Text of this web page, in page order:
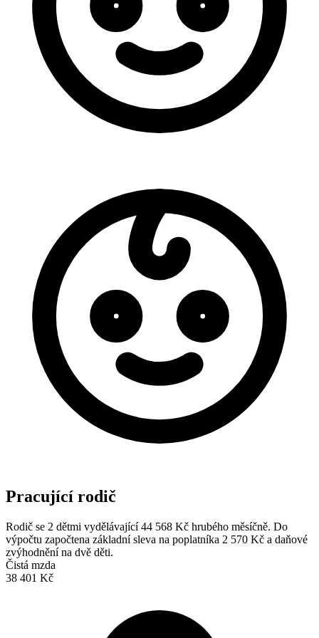
Pracující rodič
Rodič se 2 dětmi vydělávající 44 568 Kč hrubého měsíčně. Do
výpočtu započtena základní sleva na poplatníka 2 570 Kč a daňové
zvýhodnění na dvě děti.
Čistá mzda
38 401 Kč